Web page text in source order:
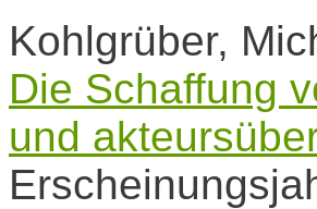
Kohlgrüber,
Die Schaffung
und